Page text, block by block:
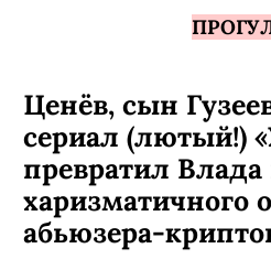
Ценёв, сын
сериал (лютый!)
превратил Влада
харизматичного
абьюзера-